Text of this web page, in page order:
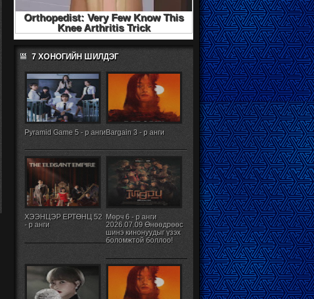
7 ХОНОГИЙН ШИЛДЭГ
Pyramid Game 5 - р ангиBargain 3 - р анги
ХЭЭНЦЭР ЕРТӨНЦ 52
- р анги
Мөрч 6 - р анги
2026.07.09 Өнөөдрөөс
шинэ кинонуудыг үзэх
боломжтой боллоо!